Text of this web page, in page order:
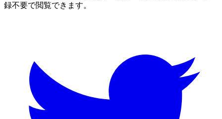
録不要で閲覧できます。